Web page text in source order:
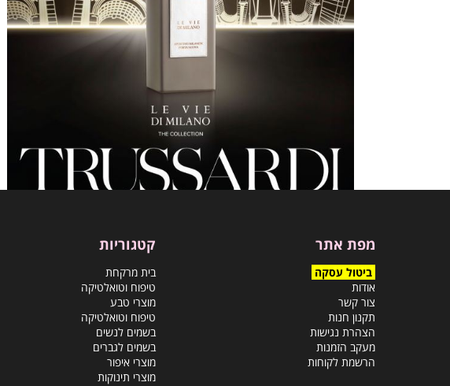
מפת אתר
ביטול עסקה
אודות
צור קשר
תקנון חנות
הצהרת נגישות
מעקב הזמנות
הרשמת לקוחות
קטגוריות
בית מרקחת
טיפוח וטואלטיקה
מוצרי טבע
טיפוח וטואלטיקה
בשמים לנשים
בשמים לגברים
מוצרי איפור
מוצרי תינוקות